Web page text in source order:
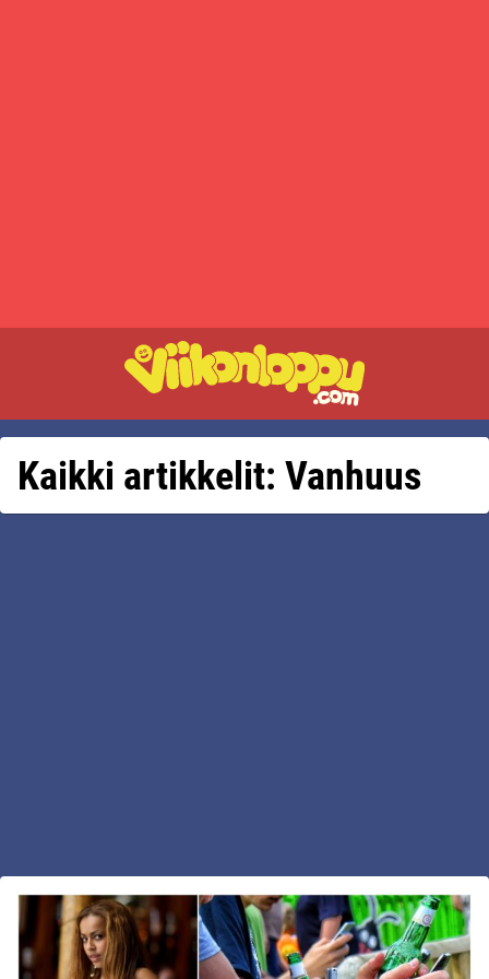
Kaikki artikkelit: Vanhuus